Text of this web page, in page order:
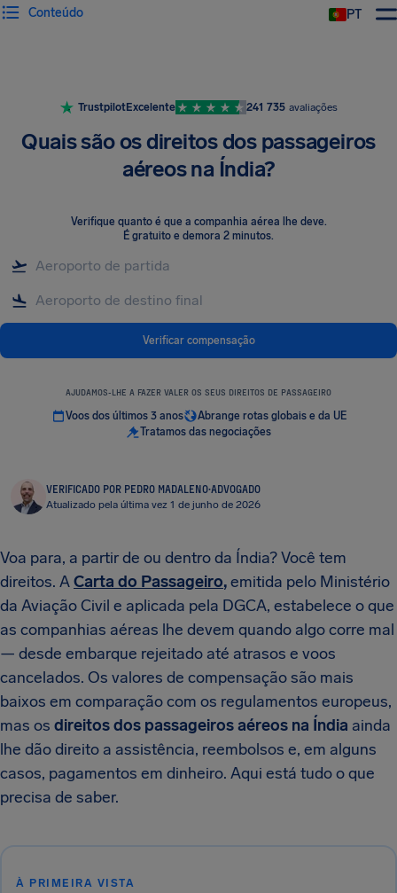
PT
Conteúdo
TrustpilotExcelente 241 735 avaliações
Quais são os direitos dos passageiros
aéreos na Índia?
Verifique quanto é que a companhia aérea lhe deve.
É gratuito e demora 2 minutos.
Verificar compensação
AJUDAMOS-LHE A FAZER VALER OS SEUS DIREITOS DE PASSAGEIRO
Voos dos últimos 3 anos
Abrange rotas globais e da UE
Tratamos das negociações
VERIFICADO POR PEDRO MADALENO·ADVOGADO
Atualizado pela última vez 1 de junho de 2026
Voa para, a partir de ou dentro da Índia? Você tem
direitos. ACarta do Passageiro,emitida pelo Ministério
da Aviação Civil e aplicada pela DGCA, estabelece o que
as companhias aéreas lhe devem quando algo corre mal
— desde embarque rejeitado até atrasos e voos
cancelados. Os valores de compensação são mais
baixos em comparação com os regulamentos europeus,
mas os direitos dos passageiros aéreos na Índia ainda
lhe dão direito a assistência, reembolsos e, em alguns
casos, pagamentos em dinheiro. Aqui está tudo o que
precisa de saber.
À PRIMEIRA VISTA